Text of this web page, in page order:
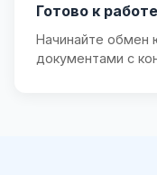
Готово к работе
Начинайте обмен
документами с